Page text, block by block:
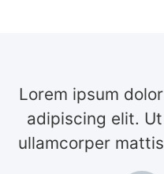
Lorem ipsum
adipiscing elit.
ullamcorper